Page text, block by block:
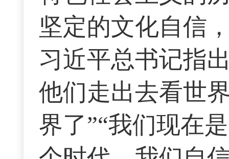
坚定的文化自信
习近平总书记指
他们走出去看世
界了”“我们现在